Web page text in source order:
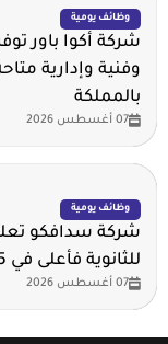
وظائف يومية
شركة أكوا باور
وفنية وإدارية
بالمملكة
07 أغسطس 2026
وظائف يومية
للثانوية فأعلى في 5 مدن بالمملكة
07 أغسطس 2026